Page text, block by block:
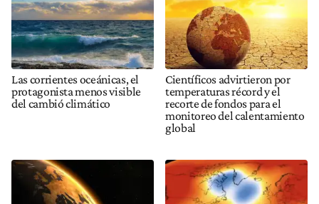
Las corrientes oceánicas, el
protagonista menos visible
del cambió climático
Científicos advirtieron por
temperaturas récord y el
recorte de fondos para el
monitoreo del calentamiento
global